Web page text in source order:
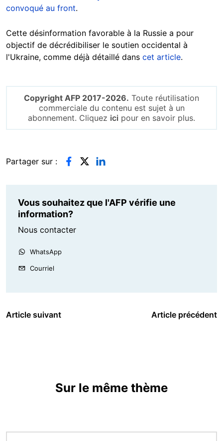
convoqué au front.
Cette désinformation favorable à la Russie a pour
objectif de décrédibiliser le soutien occidental à
l'Ukraine, comme déjà détaillé dans cet article.
Copyright AFP 2017-2026. Toute réutilisation
commerciale du contenu est sujet à un
abonnement. Cliquez ici pour en savoir plus.
Partager sur :
Vous souhaitez que l'AFP vérifie une
information?
Nous contacter
WhatsApp
Courriel
Article suivant Article précédent
Sur le même thème